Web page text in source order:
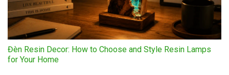
Đèn Resin Decor: How to Choose and Style Resin Lamps
for Your Home